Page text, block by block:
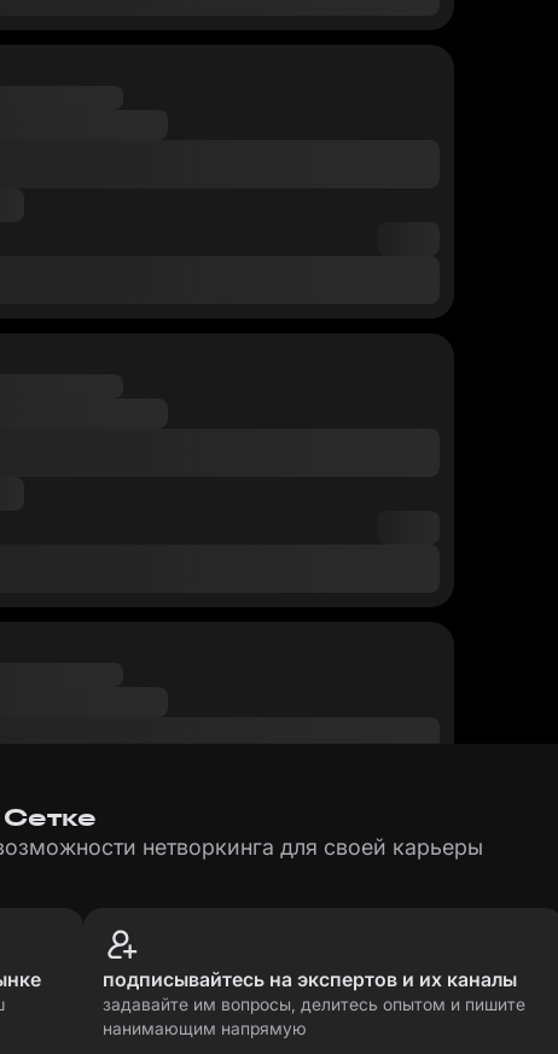
нетворкинга для своей карьеры
подписывайтесь на экспертов и их каналы
задавайте им вопросы, делитесь опытом и пишите
нанимающим напрямую